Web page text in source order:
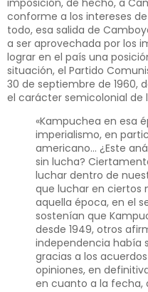
conforme a los intereses
todo, esa salida de
a ser aprovechada por los
lograr en el país una
situación, el Partido
30 de septiembre de
el carácter semicolonial de
«Kampuchea en esa
imperialismo, en
americano… ¿Este
sin lucha?
luchar dentro de
que luchar en ciertos
aquella época, en el
sostenían que
desde 1949, otros
independencia había
gracias a los
opiniones, en
en cuanto a la fecha,